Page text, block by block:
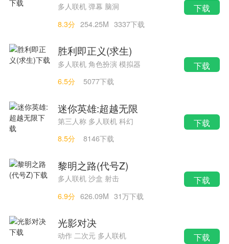
多人联机 弹幕 脑洞
8.3分 254.25M 3337下载
下载
胜利即正义(求生)
多人联机 角色扮演 模拟器
6.5分
5077下载
下载
迷你英雄:超越无限
第三人称 多人联机 科幻
8.5分
8146下载
下载
黎明之路(代号Z)
多人联机 沙盒 射击
6.9分 626.09M 31万下载
下载
光影对决
动作 二次元 多人联机 下载